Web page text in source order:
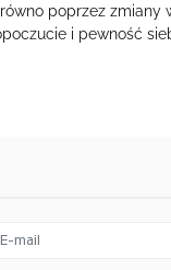
poprzez zmiany
i pewność